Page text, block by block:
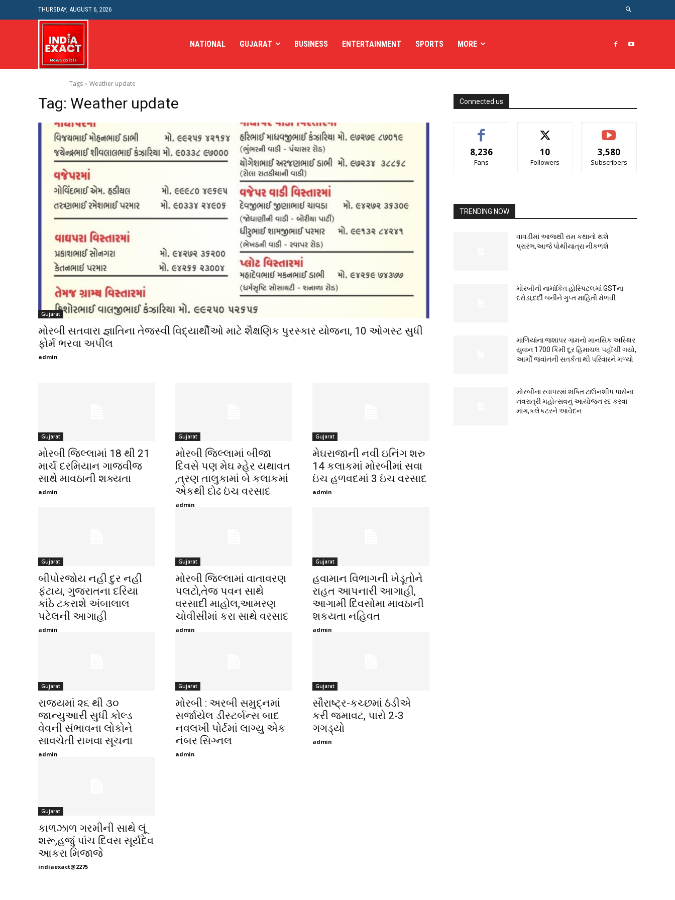
THURSDAY, AUGUST 6, 2026
NATIONAL GUJARAT BUSINESS ENTERTAINMENT SPORTS MORE
Tags Weather update
Tag: Weather update
Gujarat
મોરબી સતવારા જ્ઞાતિના તેજસ્વી વિદ્યાર્થીઓ માટે શૈક્ષણિક પુરસ્કાર યોજના, 10 ઓગસ્ટ સુધી
ફોર્મ ભરવા અપીલ
admin
Gujarat
મોરબી જિલ્લામાં 18 થી 21
માર્ચ દરમિયાન ગાજવીજ
સાથે માવઠાની શક્યતા
admin
Gujarat
મોરબી જિલ્લામાં બીજા
દિવસે પણ મેઘ મ્હેર યથાવત
,ત્રણ તાલુકામાં બે કલાકમાં
એકથી દોઢ ઇંચ વરસાદ
admin
Gujarat
મેઘરાજાની નવી ઇનિંગ શરુ
14 કલાકમાં મોરબીમાં સવા
ઇંચ હળવદમાં 3 ઇંચ વરસાદ
admin
Gujarat
બીપોરજોય નહી દુર નહી
ફંટાય, ગુજરાતના દરિયા
કાંઠે ટકરાશે અંબાલાલ
પટેલની આગાહી
admin
Gujarat
મોરબી જિલ્લામાં વાતાવરણ
પલટો,તેજ પવન સાથે
વરસાદી માહોલ,આમરણ
ચોવીસીમાં કરા સાથે વરસાદ
admin
Gujarat
હવામાન વિભાગની ખેડૂતોને
રાહત આપનારી આગાહી,
આગામી દિવસોમા માવઠાની
શકયતા નહિવત
admin
Gujarat
રાજ્યમાં ૨૬ થી ૩૦
જાન્યુઆરી સુધી કોલ્ડ
વેવની સંભાવના લોકોને
સાવચેતી રાખવા સૂચના
admin
Gujarat
મોરબી : અરબી સમુદ્નમાં
સર્જાયેલ ડીસ્ટર્બન્સ બાદ
નવલખી પોર્ટમાં લાગ્યુ એક
નંબર સિગ્નલ
admin
Gujarat
સૌરાષ્ટ્ર-કચ્છમાં ઠંડીએ
કરી જમાવટ, પારો 2-3
ગગડ્યો
admin
Gujarat
કાળઝાળ ગરમીની સાથે લૂં
શરૂ,હજું પાંચ દિવસ સૂર્યદેવ
આકરા મિજાજે
indiaexact@2275
Connected us
8,236
Fans
10
Followers
3,580
Subscribers
TRENDING NOW
વાવડીમાં આજથી રામ કથાનો થશે
પ્રારંભ,આજે પોથીયાત્રા નીકળશે
મોરબીની નામાંકિત હોસ્પિટલમાં GSTના
દરોડા,દર્દી બનીને ગુપ્ત માહિતી મેળવી
માળિયાંના જશાપર ગામનો માનસિક અસ્થિર
યુવાન 1700 કિમી દૂર હિમાચલ પહોંચી ગયો,
આર્મી જવાંનની સતર્કતા થી પરિવારને મળ્યો
મોરબીના રવાપરમાં શક્તિ ટાઉનશીપ પાસેના
નવરાત્રી મહોત્સવનું આયોજન રદ કરવા
માંગ,કલેકટરને આવેદન